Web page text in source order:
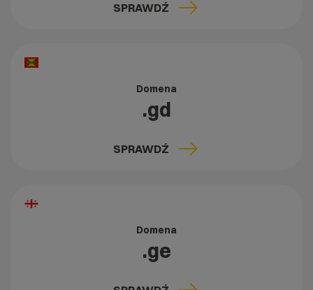
SPRAWDŹ
Domena
.gd
SPRAWDŹ
Domena
.ge